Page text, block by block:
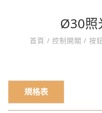
Ø30照
首頁 / 控制開關/ 按
規格表